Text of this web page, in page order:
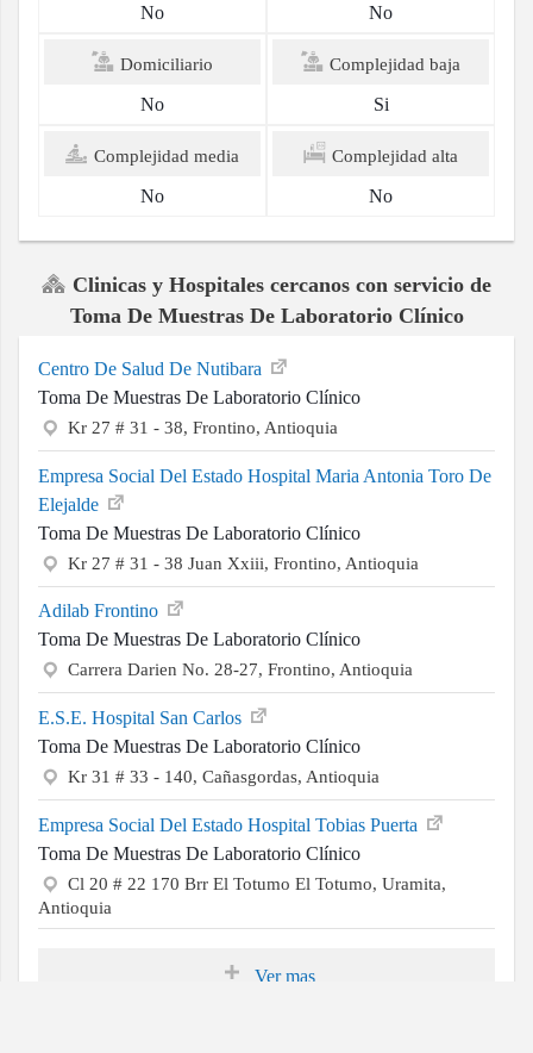
No
No
Domiciliario
No
Complejidad baja
Si
Complejidad media
No
Complejidad alta
No
Clinicas y Hospitales cercanos con servicio de
Toma De Muestras De Laboratorio Clínico
Centro De Salud De Nutibara
Toma De Muestras De Laboratorio Clínico
Kr 27 # 31 - 38, Frontino, Antioquia
Empresa Social Del Estado Hospital Maria Antonia Toro De
Elejalde
Toma De Muestras De Laboratorio Clínico
Kr 27 # 31 - 38 Juan Xxiii, Frontino, Antioquia
Adilab Frontino
Toma De Muestras De Laboratorio Clínico
Carrera Darien No. 28-27, Frontino, Antioquia
E.S.E. Hospital San Carlos
Toma De Muestras De Laboratorio Clínico
Kr 31 # 33 - 140, Cañasgordas, Antioquia
Empresa Social Del Estado Hospital Tobias Puerta
Toma De Muestras De Laboratorio Clínico
Cl 20 # 22 170 Brr El Totumo El Totumo, Uramita,
Antioquia
Ver mas